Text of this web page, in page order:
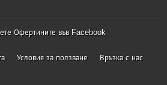
Офертините във Facebook
Условия за ползване Връзка с нас